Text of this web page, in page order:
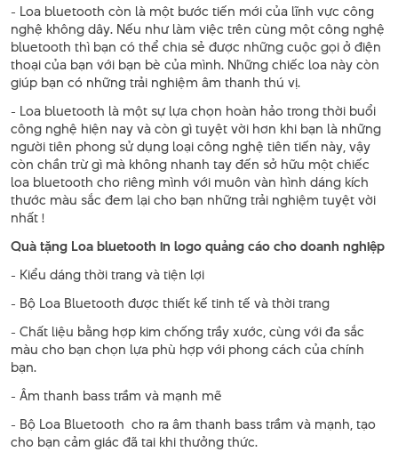
- Loa bluetooth còn là một bước tiến mới của lĩnh vực công
nghệ không dây. Nếu như làm việc trên cùng một công nghệ
bluetooth thì bạn có thể chia sẻ được những cuộc gọi ở điện
thoại của bạn với bạn bè của mình. Những chiếc loa này còn
giúp bạn có những trải nghiệm âm thanh thú vị.
- Loa bluetooth là một sự lựa chọn hoàn hảo trong thời buổi
công nghệ hiện nay và còn gì tuyệt vời hơn khi bạn là những
người tiên phong sử dụng loại công nghệ tiên tiến này, vậy
còn chần trừ gì mà không nhanh tay đến sở hữu một chiếc
loa bluetooth cho riêng mình với muôn vàn hình dáng kích
thước màu sắc đem lại cho bạn những trải nghiệm tuyệt vời
nhất !
Quà tặng Loa bluetooth in logo quảng cáo cho doanh nghiệp
- Kiểu dáng thời trang và tiện lợi
- Bộ Loa Bluetooth được thiết kế tinh tế và thời trang
- Chất liệu bằng hợp kim chống trầy xước, cùng với đa sắc
màu cho bạn chọn lựa phù hợp với phong cách của chính
bạn.
- Âm thanh bass trầm và mạnh mẽ
- Bộ Loa Bluetooth cho ra âm thanh bass trầm và mạnh, tạo
cho bạn cảm giác đã tai khi thưởng thức.